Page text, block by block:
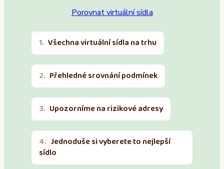
Porovnat virtuální sídla
Všechna virtuální sídla na trhu
Přehledné srovnání podmínek
Upozorníme na rizikové adresy
Jednoduše si vyberete to nejlepší
sídlo